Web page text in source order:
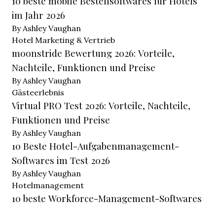
im Jahr 2026
By Ashley Vaughan
Hotel Marketing & Vertrieb
moonstride Bewertung 2026: Vorteile,
Nachteile, Funktionen und Preise
By Ashley Vaughan
Gästeerlebnis
Virtual PRO Test 2026: Vorteile, Nachteile,
Funktionen und Preise
By Ashley Vaughan
10 Beste Hotel-Aufgabenmanagement-
Softwares im Test 2026
By Ashley Vaughan
Hotelmanagement
10 beste Workforce-Management-Softwares